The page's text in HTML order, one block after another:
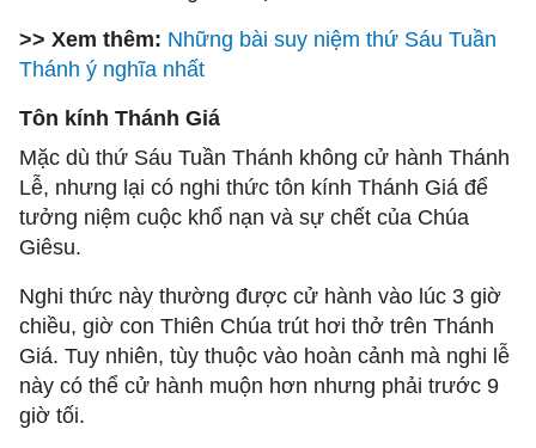
>> Xem thêm: Những bài suy niệm thứ Sáu Tuần
Thánh ý nghĩa nhất
Tôn kính Thánh Giá
Mặc dù thứ Sáu Tuần Thánh không cử hành Thánh
Lễ, nhưng lại có nghi thức tôn kính Thánh Giá để
tưởng niệm cuộc khổ nạn và sự chết của Chúa
Giêsu.
Nghi thức này thường được cử hành vào lúc 3 giờ
chiều, giờ con Thiên Chúa trút hơi thở trên Thánh
Giá. Tuy nhiên, tùy thuộc vào hoàn cảnh mà nghi lễ
này có thể cử hành muộn hơn nhưng phải trước 9
giờ tối.